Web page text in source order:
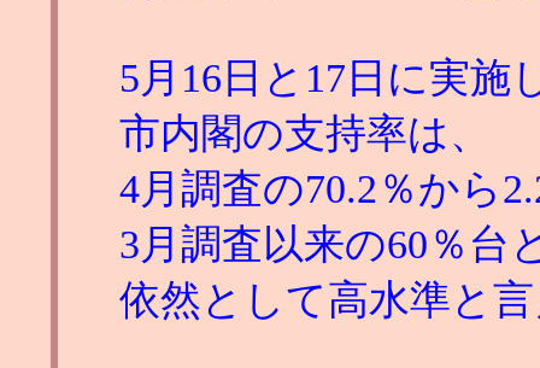
5月16日と17日に実施
市内閣の支持率は、
4月調査の70.2％から
3月調査以来の60％台
依然として高水準と